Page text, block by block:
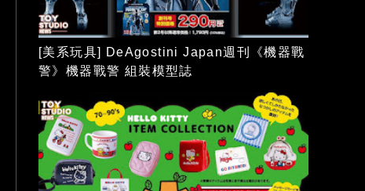
[美系玩具] DeAgostini Japan週刊《機器戰
警》機器戰警 組裝模型誌